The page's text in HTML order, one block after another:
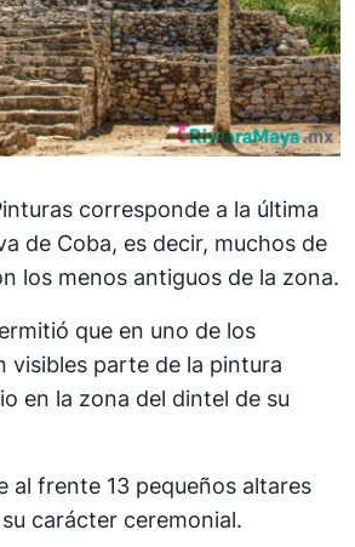
corresponde a la última
de Coba, es decir, muchos de
los menos antiguos de la zona.
que en uno de los
visibles parte de la pintura
en la zona del dintel de su
al frente 13 pequeños altares
carácter ceremonial.